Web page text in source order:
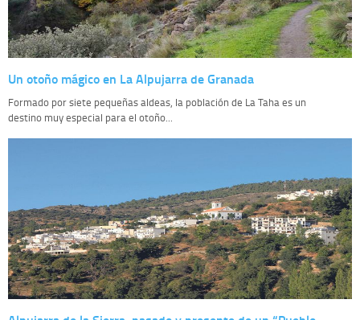
Un otoño mágico en La Alpujarra de Granada
Formado por siete pequeñas aldeas, la población de La Taha es un
destino muy especial para el otoño...